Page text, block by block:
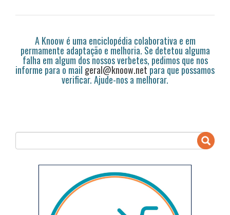
A Knoow é uma enciclopédia colaborativa e em
permamente adaptação e melhoria. Se detetou alguma
falha em algum dos nossos verbetes, pedimos que nos
informe para o mail geral@knoow.netpara que possamos
verificar. Ajude-nos a melhorar.